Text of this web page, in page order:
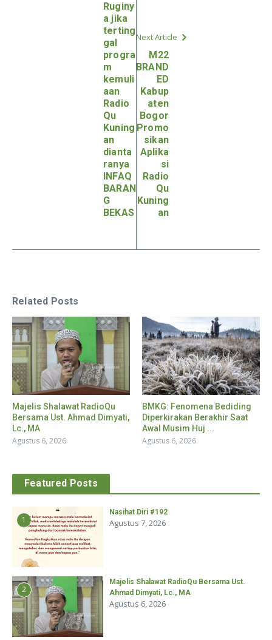
Ruginy
a jika
terting
gal
progra
m
kemuli
aan
Radio
Qu
Kuning
an
dianta
ranya
INFAQ
BARAN
G
BEKAS
Next Article
M22
BRAND
ED
Kabup
aten
Bogor
Promo
sikan
Aplika
si
Radio
Qu
Kuning
an
Related Posts
Majelis Shalawat RadioQu
Bersama Ust. Ahmad Dimyati,
Lc., MA
Agustus 6, 2026
BMKG: Fenomena Bediding
Diperkirakan Berakhir Saat
Awal Musim Huj ...
Agustus 6, 2026
Featured Posts
1
Nasihat Diri #192
Agustus 7, 2026
2
Majelis Shalawat RadioQu Bersama Ust.
Ahmad Dimyati, Lc., MA
Agustus 6, 2026